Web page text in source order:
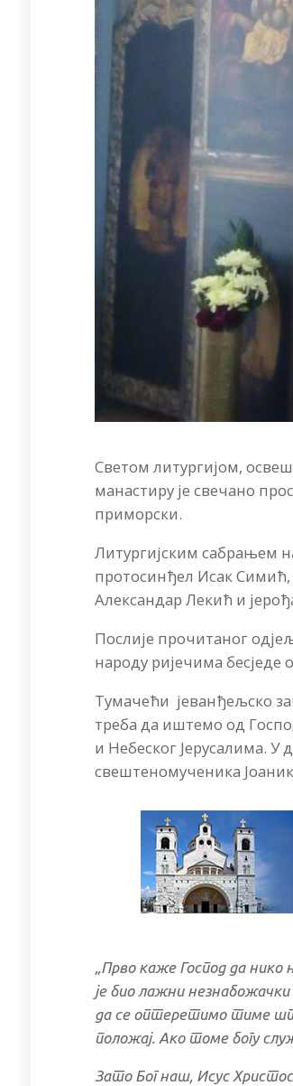
Светом литургијом,
манастиру је свечано
приморски.
Литургијским сабрањем
протосинђел Исак Симић,
Александар Лекић и
Послије прочитаног
народу ријечима бесједе
Тумачећи јеванђељско
треба да иштемо од
и Небеског Јерусалима. У
свештеномученика
„Прво каже Господ да
је био лажни
да се оптеретимо тиме
положај. Ако томе богу
Зато Бог наш, Исус